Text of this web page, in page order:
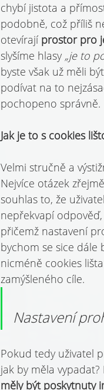
chybí jistota a
podobně, což příliš
otevírají prostor pro
slyšíme hlasy „je to
byste však už měli
podívat na to
pochopeno správně.
Jak je to s cookies
Velmi stručně a
Nejvíce otázek
souhlas to, že
nepřekvapí
přičemž nastavení
bychom se sice dále
nicméně cookies
zamýšleného cíle.
Nastavení
Pokud tedy uživatel
jak by měla
měly být poskytnuty